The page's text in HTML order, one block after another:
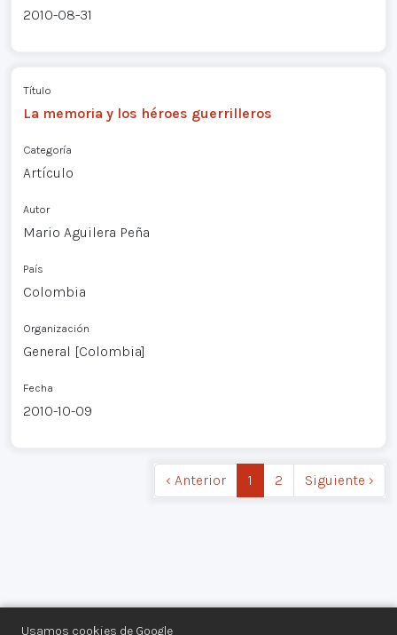
Usamos cookies de Google
2010-08-31
Título
La memoria y los héroes guerrilleros
Categoría
Artículo
Autor
Mario Aguilera Peña
País
Colombia
Organización
General [Colombia]
Fecha
2010-10-09
‹ Anterior 1 2 Siguiente ›